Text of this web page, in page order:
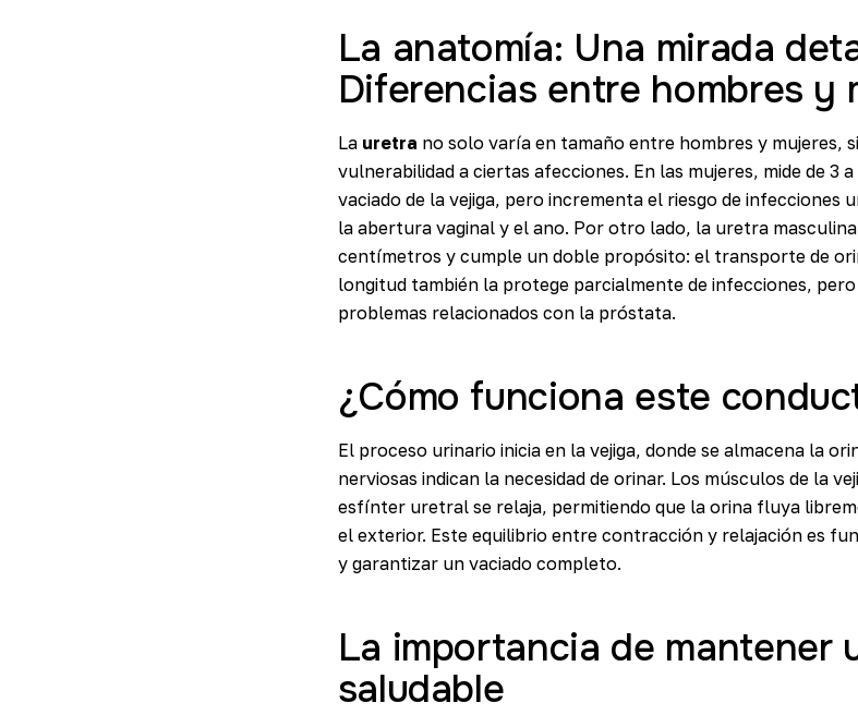
La anatomía: Una mirada
Diferencias entre hombres y
La uretra no solo varía en tamaño entre hombres y mujeres,
vulnerabilidad a ciertas afecciones. En las mujeres, mide de
vaciado de la vejiga, pero incrementa el riesgo de infecciones
la abertura vaginal y el ano. Por otro lado, la uretra
centímetros y cumple un doble propósito: el transporte de
longitud también la protege parcialmente de infecciones,
problemas relacionados con la próstata.
¿Cómo funciona este
El proceso urinario inicia en la vejiga, donde se almacena la
nerviosas indican la necesidad de orinar. Los músculos de la
esfínter uretral se relaja, permitiendo que la orina fluya
el exterior. Este equilibrio entre contracción y relajación es
y garantizar un vaciado completo.
La importancia de mantener
saludable